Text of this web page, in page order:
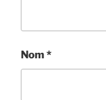
Nom*